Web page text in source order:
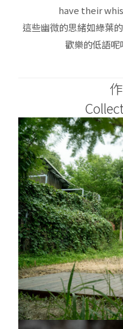
have their
這些幽微的思緒如綠葉
歡樂的低語